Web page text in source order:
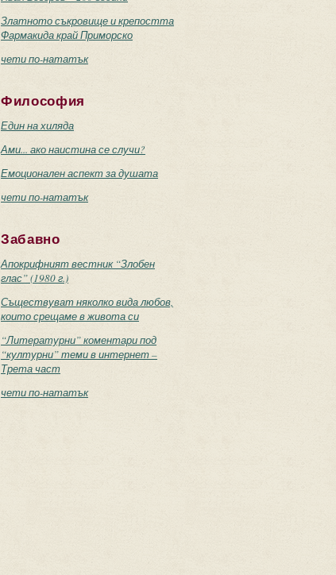
Златното съкровище и крепостта
Фармакида край Приморско
чети по-нататък
Философия
Един на хиляда
Ами... ако наистина се случи?
Емоционален аспект за душата
чети по-нататък
Забавно
Апокрифният вестник “Злобен
глас” (1980 г.)
Съществуват няколко вида любов,
които срещаме в живота си
“Литературни” коментари под
“културни” теми в интернет –
Трета част
чети по-нататък